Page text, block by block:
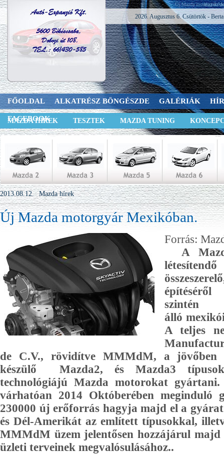
Új Mazda motorgyár
2026. Augusztus 6. Csütörtök - Berta
FŐOLDAL ALKATRÉSZ BÖNGÉSZDE GALÉRIÁK
FACEBOOK
MAZDA HÍREK TESZTEK MAZDA TUNING
2013.08.12. Mazda hírek
Új Mazda motorgyár Mexikóban.
Forrás:
A
szintén
álló
A teljes
de C.V., rövidítve MMMdM, a jövőben
készülő Mazda2, és Mazda3
technológiájú Mazda motorokat
várhatóan 2014 Októberében meginduló
230000 új erőforrás hagyja majd el a
és Dél-Amerikát az említett típusokkal,
MMMdM üzem jelentősen hozzájárul majd
üzleti terveinek megvalósulásához..